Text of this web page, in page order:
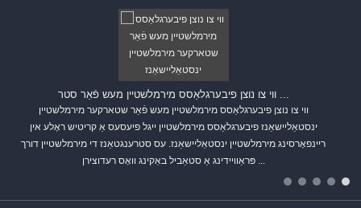
ווי צו נוצן פיבערגלאַסס מירמלשטיין מעש פֿאַר סטר ...
ווי צו נוצן פיבערגלאַסס מירמלשטיין מעש פֿאַר שטארקער מירמלשטיין
ינסטאַליישאַנז פיבערגלאַסס מירמלשטיין ייגל פיעסעס אַ קריטיש ראָלע אין
ריינפאָרסינג מירמלשטיין ינסטאַליישאַנז. עס סטרענגטאַנז די מירמלשטיין דורך
פּראַוויידינג אַ סטאַביל באַקינג וואָס רעדוצירן ...